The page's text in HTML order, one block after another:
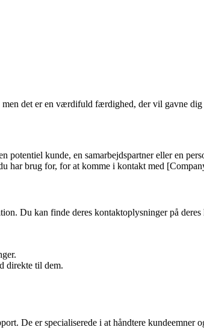
det er en værdifuld færdighed, der vil gavne
kunde, en samarbejdspartner eller en
brug for, for at komme i kontakt med
Du kan finde deres kontaktoplysninger på
direkte til dem.
De er specialiserede i at håndtere